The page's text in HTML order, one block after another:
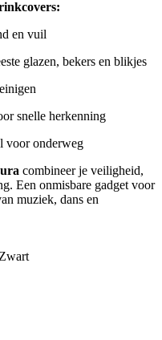
en vuil
glazen, bekers en blikjes
snelle herkenning
voor onderweg
combineer je veiligheid,
Een onmisbare gadget voor
muziek, dans en